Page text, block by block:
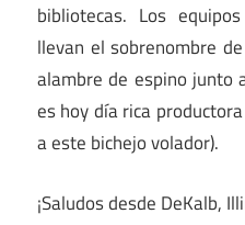
bibliotecas. Los
llevan el sobrenombre
alambre de espino junto
es hoy día rica
a este bichejo volador).
¡Saludos desde DeKalb,